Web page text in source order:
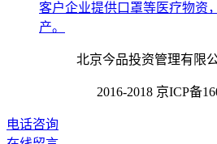
客户企业提供口罩等医疗物资
产。
北京今品投资管理有限
2016-2018 京ICP备
电话咨询